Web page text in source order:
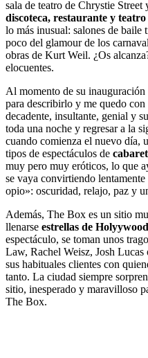
sala de teatro de Chrystie
discoteca, restaurante y
lo más inusual: salones de baile
poco del glamour de los
obras de Kurt Weil. ¿Os
elocuentes.
Al momento de su
para describirlo y me quedo
decadente, insultante, genial y
toda una noche y regresar a la
cuando comienza el nuevo día,
tipos de espectáculos de
muy pero muy eróticos, lo que
se vaya convirtiendo
opio»: oscuridad, relajo, paz y
Además, The Box es un sitio
llenarse estrellas de Holyywood
espectáculo, se toman unos
Law, Rachel Weisz, Josh
sus habituales clientes con
tanto. La ciudad siempre
sitio, inesperado y maravilloso
The Box.